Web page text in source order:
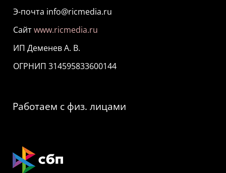
Э-почта info@ricmedia.ru
Сайтwww.ricmedia.ru
ИП Деменев А. В.
ОГРНИП 314595833600144
Работаем с физ. лицами